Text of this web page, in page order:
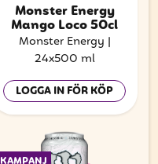
Monster Energy
Mango Loco 50cl
Monster Energy |
24x500 ml
LOGGA IN FÖR KÖP